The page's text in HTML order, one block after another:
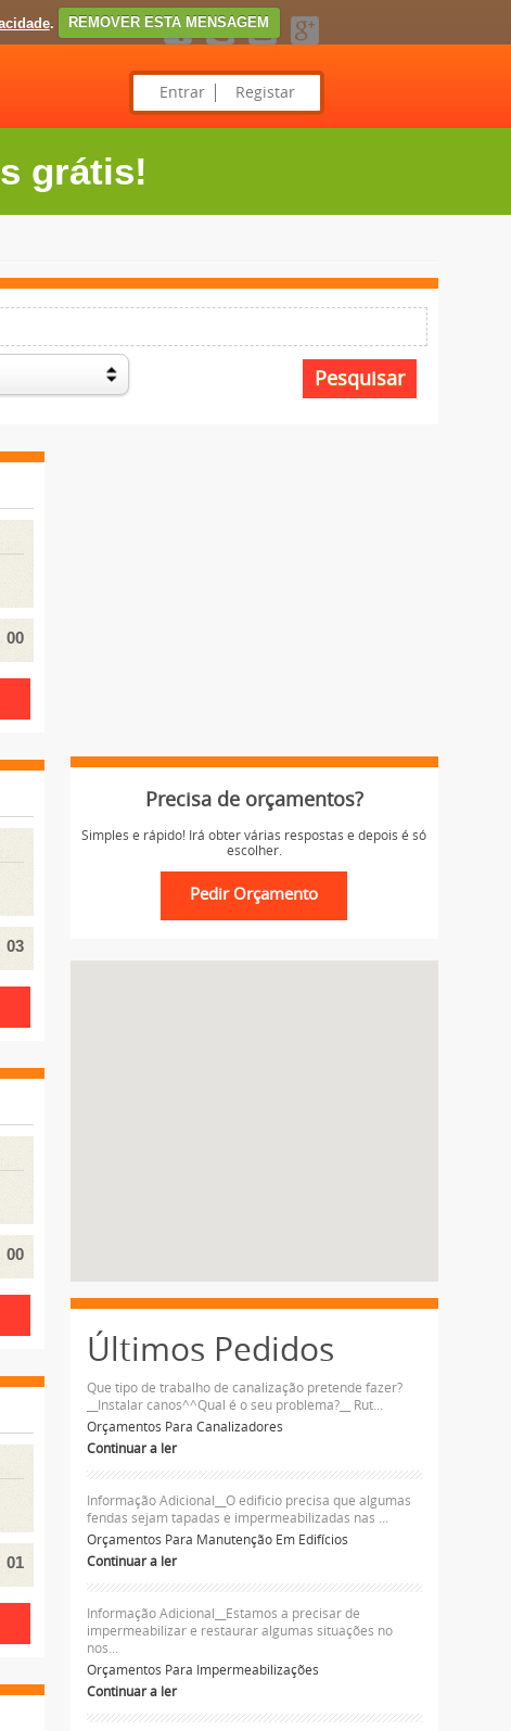
. REMOVER ESTA MENSAGEM
Entrar Registar
grátis!
00
03
00
01
Precisa de orçamentos?
Simples e rápido! Irá obter várias respostas e depois é só
escolher.
Últimos Pedidos
Que tipo de trabalho de canalização pretende fazer?
__Instalar canos^^Qual é o seu problema?__ Rut...
Orçamentos Para Canalizadores
Continuar a ler
Informação Adicional__O edificio precisa que algumas
fendas sejam tapadas e impermeabilizadas nas ...
Orçamentos Para Manutenção Em Edifícios
Continuar a ler
Informação Adicional__Estamos a precisar de
impermeabilizar e restaurar algumas situações no
nos...
Orçamentos Para Impermeabilizações
Continuar a ler